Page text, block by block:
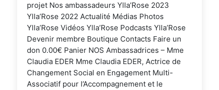
projet Nos ambassadeurs Ylla’Rose 2023
Ylla’Rose 2022 Actualité Médias Photos
Ylla’Rose Vidéos Ylla’Rose Podcasts Ylla’Rose
Devenir membre Boutique Contacts Faire un
don 0.00€ Panier NOS Ambassadrices – Mme
Claudia EDER Mme Claudia EDER, Actrice de
Changement Social en Engagement Multi-
Associatif pour l’Accompagnement et le